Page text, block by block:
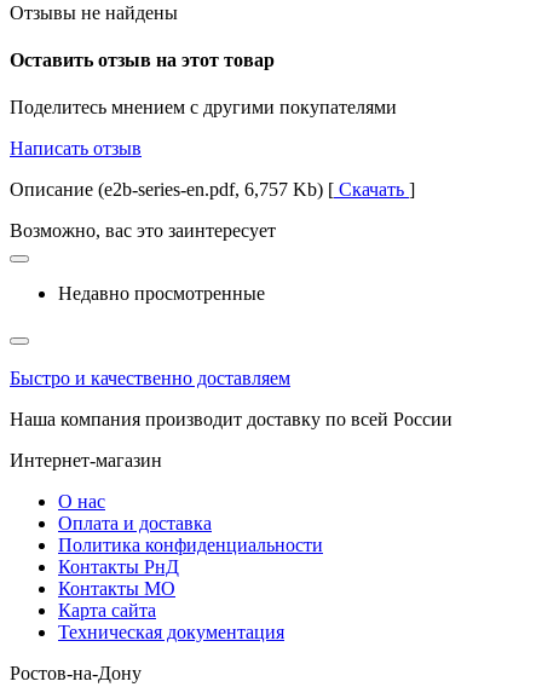
Отзывы не найдены
Оставить отзыв на этот товар
Поделитесь мнением с другими покупателями
Написать отзыв
Описание (e2b-series-en.pdf, 6,757 Kb) [ Скачать ]
Возможно, вас это заинтересует
Недавно просмотренные
Быстро и качественно доставляем
Наша компания производит доставку по всей России
Интернет-магазин
О нас
Оплата и доставка
Политика конфиденциальности
Контакты РнД
Контакты МО
Карта сайта
Техническая документация
Ростов-на-Дону